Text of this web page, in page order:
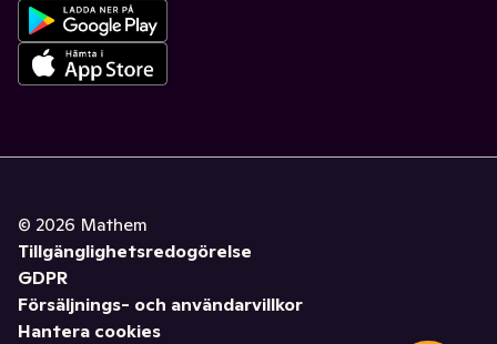
© 2026 Mathem
Tillgänglighetsredogörelse
GDPR
Försäljnings- och användarvillkor
Hantera cookies